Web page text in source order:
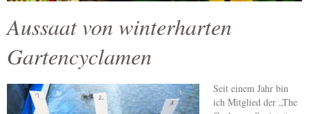
Aussaat von winterharten
Gartencyclamen
Seit einem Jahr bin
ich Mitglied der „The